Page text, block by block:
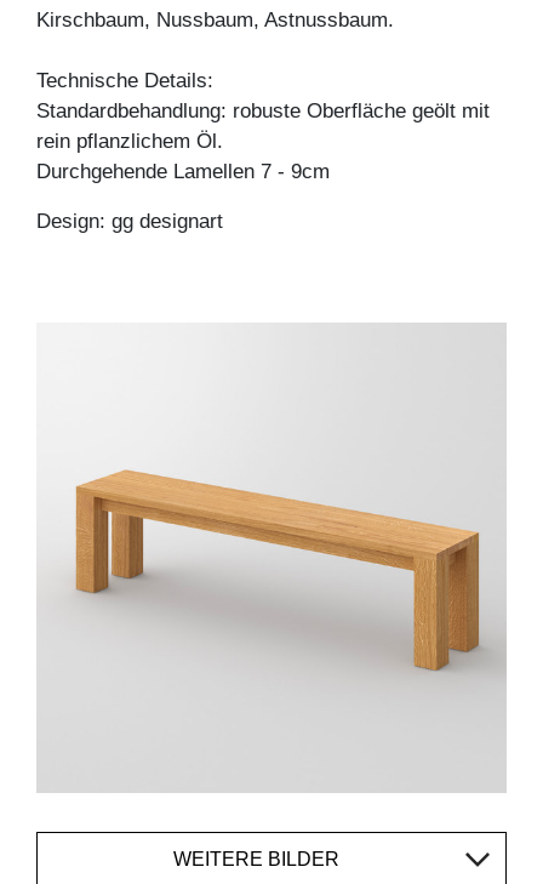
Kirschbaum, Nussbaum, Astnussbaum.
Technische Details:
Standardbehandlung: robuste Oberfläche geölt mit
rein pflanzlichem Öl.
Durchgehende Lamellen 7 - 9cm
Design: gg designart
WEITERE BILDER